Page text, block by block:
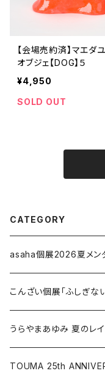
【会場売約済】マエダ
オブジェ【DOG】５
¥4,950
SOLD OUT
CATEGORY
asaha個展2026夏メン
こんざい個展「ふしぎな
うらやまあゆみ 夏のレ
TOUMA 25th